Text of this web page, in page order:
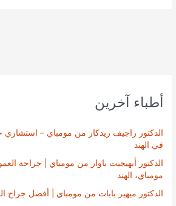
أطباء آخرين
الدكتور راجيف ريدكار من مومباي – استشاري
في الهند
الدكتور أبهيجيت باوار من مومباي | جراحة
مومباي، الهند
الدكتور ميهير بابات من مومباي | أفضل جراح